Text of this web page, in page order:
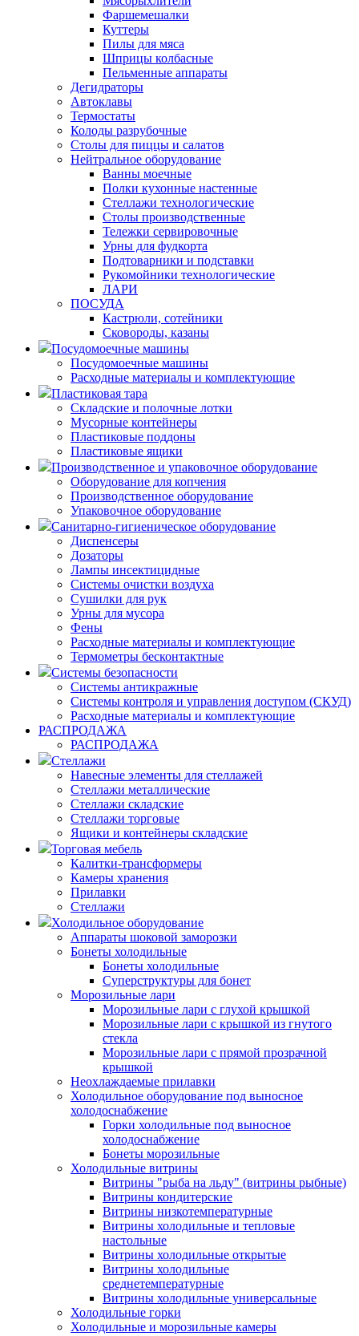
Фаршемешалки
Куттеры
Пилы для мяса
Шприцы колбасные
Пельменные аппараты
Дегидраторы
Автоклавы
Термостаты
Колоды разрубочные
Столы для пиццы и салатов
Нейтральное оборудование
Ванны моечные
Полки кухонные настенные
Стеллажи технологические
Столы производственные
Тележки сервировочные
Урны для фудкорта
Подтоварники и подставки
Рукомойники технологические
ЛАРИ
ПОСУДА
Кастрюли, сотейники
Сковороды, казаны
Посудомоечные машины
Посудомоечные машины
Расходные материалы и комплектующие
Пластиковая тара
Складские и полочные лотки
Мусорные контейнеры
Пластиковые поддоны
Пластиковые ящики
Производственное и упаковочное оборудование
Оборудование для копчения
Производственное оборудование
Упаковочное оборудование
Санитарно-гигиеническое оборудование
Диспенсеры
Дозаторы
Лампы инсектицидные
Системы очистки воздуха
Сушилки для рук
Урны для мусора
Фены
Расходные материалы и комплектующие
Термометры бесконтактные
Системы безопасности
Системы антикражные
Системы контроля и управления доступом (СКУД)
Расходные материалы и комплектующие
РАСПРОДАЖА
РАСПРОДАЖА
Стеллажи
Навесные элементы для стеллажей
Стеллажи металлические
Стеллажи складские
Стеллажи торговые
Ящики и контейнеры складские
Торговая мебель
Калитки-трансформеры
Камеры хранения
Прилавки
Стеллажи
Холодильное оборудование
Аппараты шоковой заморозки
Бонеты холодильные
Бонеты холодильные
Суперструктуры для бонет
Морозильные лари
Морозильные лари с глухой крышкой
Морозильные лари с крышкой из гнутого
стекла
Морозильные лари с прямой прозрачной
крышкой
Неохлаждаемые прилавки
Холодильное оборудование под выносное
холодоснабжение
Горки холодильные под выносное
холодоснабжение
Бонеты морозильные
Холодильные витрины
Витрины "рыба на льду" (витрины рыбные)
Витрины кондитерские
Витрины низкотемпературные
Витрины холодильные и тепловые
настольные
Витрины холодильные открытые
Витрины холодильные
среднетемпературные
Витрины холодильные универсальные
Холодильные горки
Холодильные и морозильные камеры